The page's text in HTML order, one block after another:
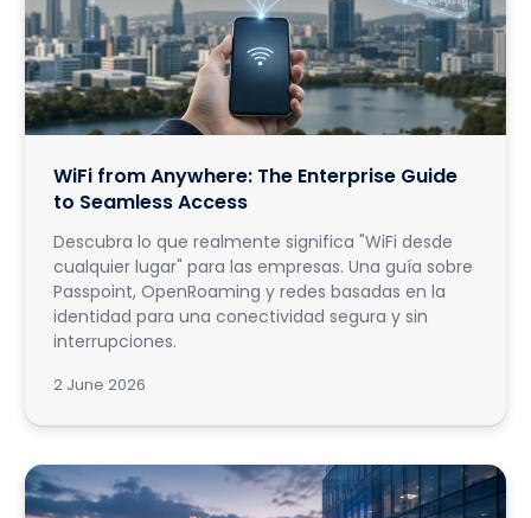
WiFi from Anywhere: The Enterprise Guide
to Seamless Access
Descubra lo que realmente significa "WiFi desde
cualquier lugar" para las empresas. Una guía sobre
Passpoint, OpenRoaming y redes basadas en la
identidad para una conectividad segura y sin
interrupciones.
2 June 2026